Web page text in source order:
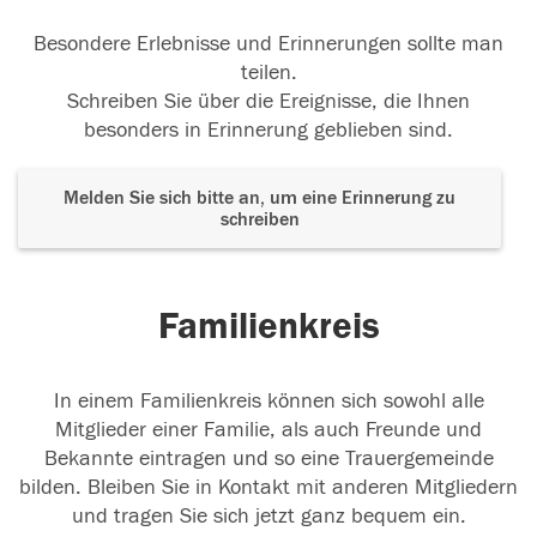
Besondere Erlebnisse und Erinnerungen sollte man
teilen.
Schreiben Sie über die Ereignisse, die Ihnen
besonders in Erinnerung geblieben sind.
Melden Sie sich bitte an, um eine Erinnerung zu
schreiben
Familienkreis
In einem Familienkreis können sich sowohl alle
Mitglieder einer Familie, als auch Freunde und
Bekannte eintragen und so eine Trauergemeinde
bilden. Bleiben Sie in Kontakt mit anderen Mitgliedern
und tragen Sie sich jetzt ganz bequem ein.